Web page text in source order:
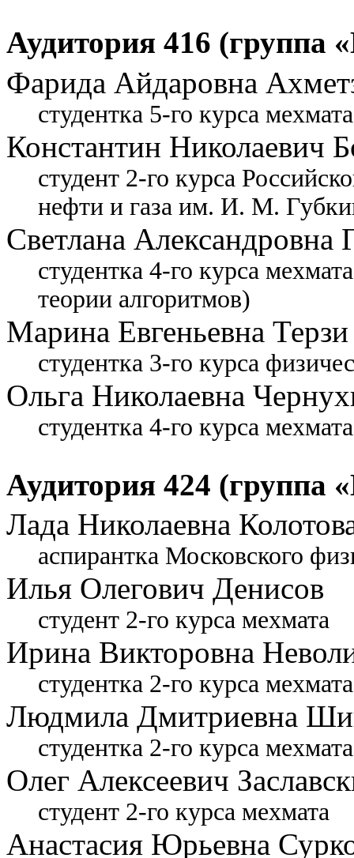
Аудитория 416 (группа
Фарида Айдаровна
студентка 5-го курса
Константин Николаевич
студент 2-го курса
нефти и газа им. И. М.
Светлана Александровна
студентка 4-го курса
теории алгоритмов)
Марина Евгеньевна Терзи
студентка 3-го курса
Ольга Николаевна
студентка 4-го курса
Аудитория 424 (группа
Лада Николаевна
аспирантка Московского
Илья Олегович Денисов
студент 2-го курса мехмата
Ирина Викторовна
студентка 2-го курса мехмата
Людмила Дмитриевна
студентка 2-го курса мехмата
Олег Алексеевич
студент 2-го курса мехмата
Анастасия Юрьевна